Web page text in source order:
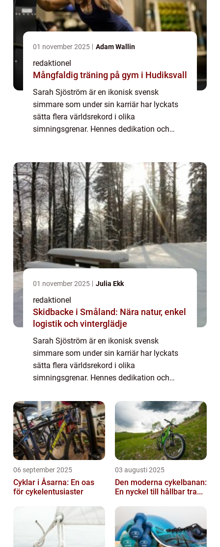
01 november 2025 Adam Wallin
redaktionel
Mångfaldig träning på gym i Hudiksvall
Sarah Sjöström är en ikonisk svensk
simmare som under sin karriär har lyckats
sätta flera världsrekord i olika
simningsgrenar. Hennes dedikation och
tiderna. I denna a...
01 november 2025 Julia Ekk
redaktionel
Skidbacke i Småland: Nära natur, enkel
logistik och vinterglädje
Sarah Sjöström är en ikonisk svensk
simmare som under sin karriär har lyckats
sätta flera världsrekord i olika
simningsgrenar. Hennes dedikation och
av de mest framstående simmarna genom
tiderna. I denna a...
06 september 2025
Cyklar i Åsarna: En oas
för cykelentusiaster
03 augusti 2025
Den moderna cykelbanan:
En nyckel till hållbar tra...